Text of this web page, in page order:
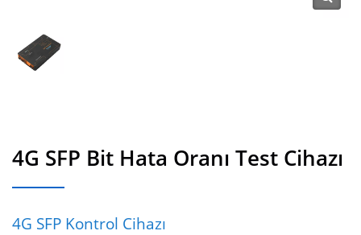
4G SFP Bit Hata Oranı Test Cihazı
4G SFP Kontrol Cihazı